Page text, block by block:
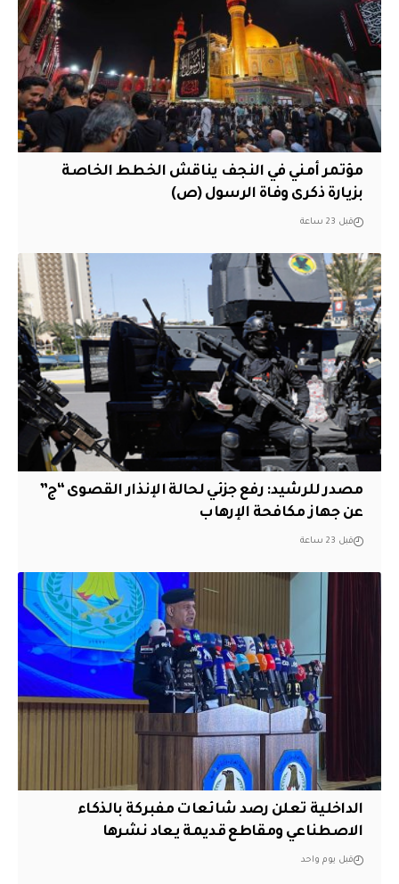
مؤتمر أمني في النجف يناقش الخطط الخاصة
بزيارة ذكرى وفاة الرسول (ص)
قبل 23 ساعة
مصدر للرشيد: رفع جزئي لحالة الإنذار القصوى “ج”
عن جهاز مكافحة الإرهاب
قبل 23 ساعة
الداخلية تعلن رصد شائعات مفبركة بالذكاء
الاصطناعي ومقاطع قديمة يعاد نشرها
قبل يوم واحد